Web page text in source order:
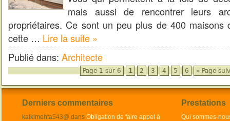
mais aussi de rencontrer leurs
propriétaires. Ce sont un peu plus de 400 maisons
cette … Lire la suite »
Publié dans: Architecte
Page 1 sur 6 1 2 3 4 5 6 » Page
Derniers commentaires
kalkimehta543@ dans Obligation de faire appel à
Prestations
Qui sommes-